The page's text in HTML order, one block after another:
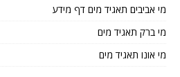
מי אביבים תאגיד מים דף מידע
מי ברק תאגיד מים
מי אונו תאגיד מים